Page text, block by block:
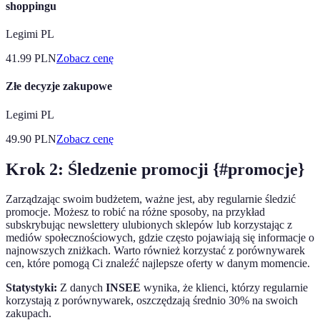
shoppingu
Legimi PL
41.99 PLNZobacz cenę
Złe decyzje zakupowe
Legimi PL
49.90 PLNZobacz cenę
Krok 2: Śledzenie promocji {#promocje}
Zarządzając swoim budżetem, ważne jest, aby regularnie śledzić
promocje. Możesz to robić na różne sposoby, na przykład
subskrybując newslettery ulubionych sklepów lub korzystając z
mediów społecznościowych, gdzie często pojawiają się informacje o
najnowszych zniżkach. Warto również korzystać z porównywarek
cen, które pomogą Ci znaleźć najlepsze oferty w danym momencie.
Statystyki: Z danych INSEE wynika, że klienci, którzy regularnie
korzystają z porównywarek, oszczędzają średnio 30% na swoich
zakupach.